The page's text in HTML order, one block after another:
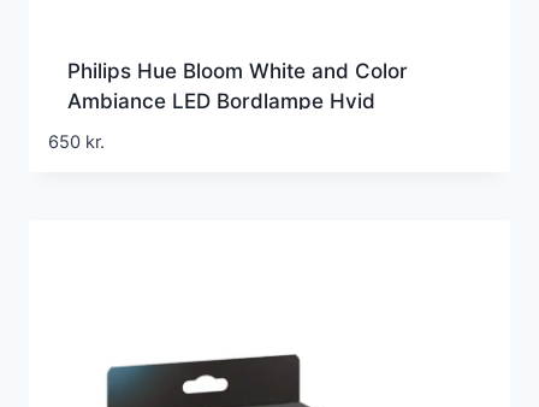
Philips Hue Bloom White and Color
Ambiance LED Bordlampe Hvid
650 kr.